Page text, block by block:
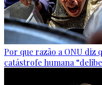
Por que razão a ONU diz
catástrofe humana